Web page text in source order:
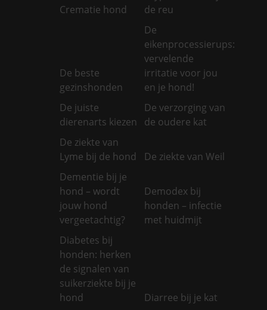
Crematie hond
de reu
De beste
gezinshonden
De
eikenprocessierups:
vervelende
irritatie voor jou
en je hond!
De juiste
dierenarts kiezen
De verzorging van
de oudere kat
De ziekte van
Lyme bij de hond
De ziekte van Weil
Dementie bij je
hond – wordt
jouw hond
vergeetachtig?
Demodex bij
honden – infectie
met huidmijt
Diabetes bij
honden: herken
de signalen van
suikerziekte bij je
hond
Diarree bij je kat